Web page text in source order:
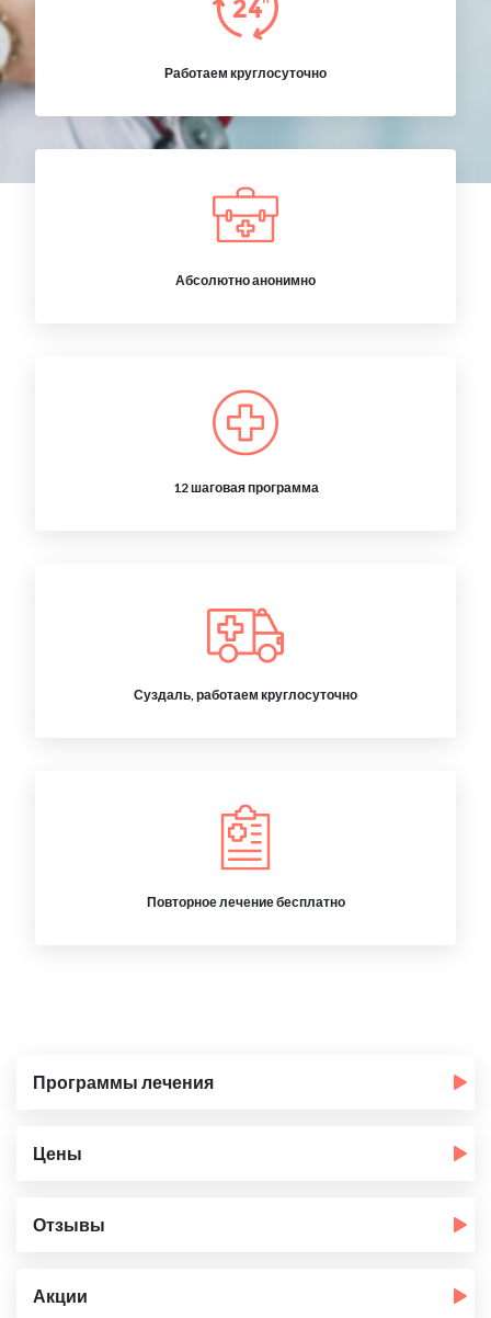
Работаем круглосуточно
Абсолютно анонимно
12 шаговая программа
Суздаль, работаем круглосуточно
Повторное лечение бесплатно
Программы лечения
Цены
Отзывы
Акции